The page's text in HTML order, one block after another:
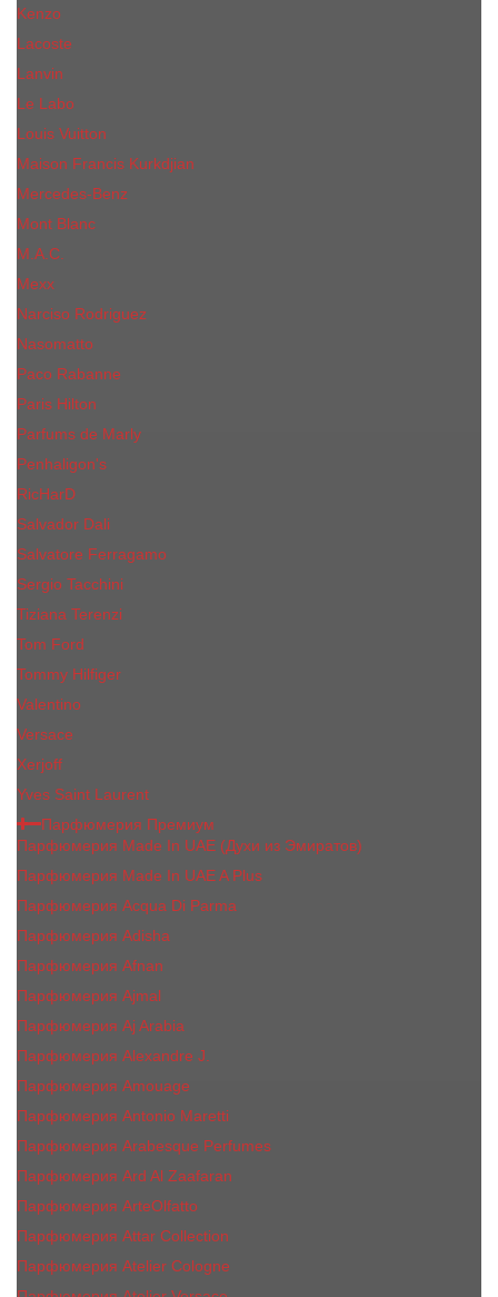
Kenzo
Lacoste
Lanvin
Le Labo
Louis Vuitton
Maison Francis Kurkdjian
Mercedes-Benz
Mont Blanc
M.А.C.
Mexx
Narciso Rodriguez
Nasomatto
Paco Rabanne
Paris Hilton
Parfums de Marly
Penhaligon​'s
RicHarD
Salvador Dali
Salvatore Ferragamo
Sergio Tacchini
Tiziana Terenzi
Tom Ford
Tommy Hilfiger
Valentino
Versace
Xerjoff
Yves Saint Laurent
Парфюмерия Премиум
Парфюмерия Made In UAE (Духи из Эмиратов)
Парфюмерия Made In UAE A Plus
Парфюмерия Acqua Di Parma
Парфюмерия Adisha
Парфюмерия Afnan
Парфюмерия Ajmal
Парфюмерия Aj Arabia
Парфюмерия Alexandre J.
Парфюмерия Amouage
Парфюмерия Antonio Maretti
Парфюмерия Arabesque Perfumes
Парфюмерия Ard Al Zaafaran
Парфюмерия ArteOlfatto
Парфюмерия Attar Collection
Парфюмерия Atelier Cologne